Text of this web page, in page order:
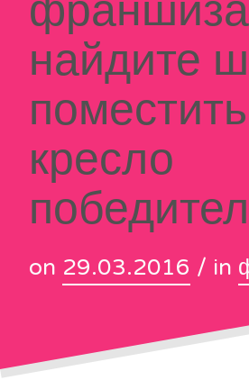
найдите
кресло
on 29.03.2016 / in